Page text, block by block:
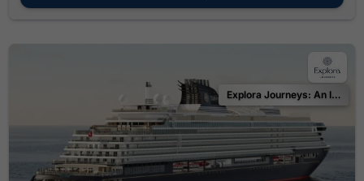
Explora Journeys: An Invitation to Celebrate